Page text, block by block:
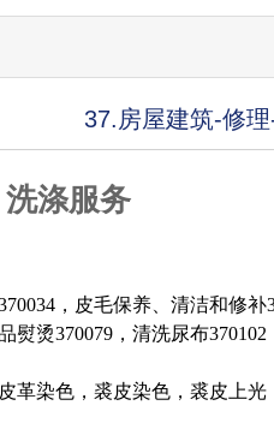
37.房屋建筑-修
涤服务
，皮毛保养、清洁和修补
熨烫370079，清洗尿布370102
革染色，裘皮染色，裘皮上光